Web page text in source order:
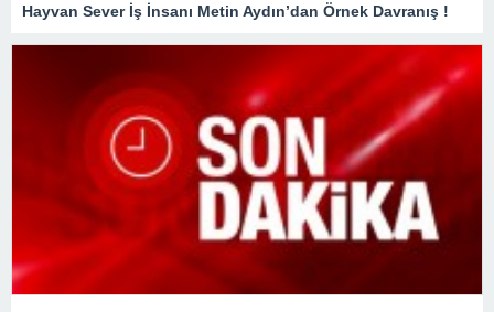
Hayvan Sever İş İnsanı Metin Aydın’dan Örnek Davranış !